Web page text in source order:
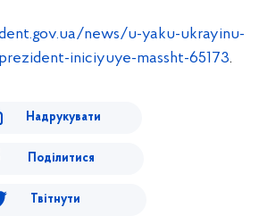
news/u-yaku-ukrayinu-
iniciyuye-massht-65173.
Надрукувати
Поділитися
Твітнути